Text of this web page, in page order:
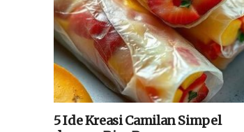
5 Ide Kreasi Camilan Simpel